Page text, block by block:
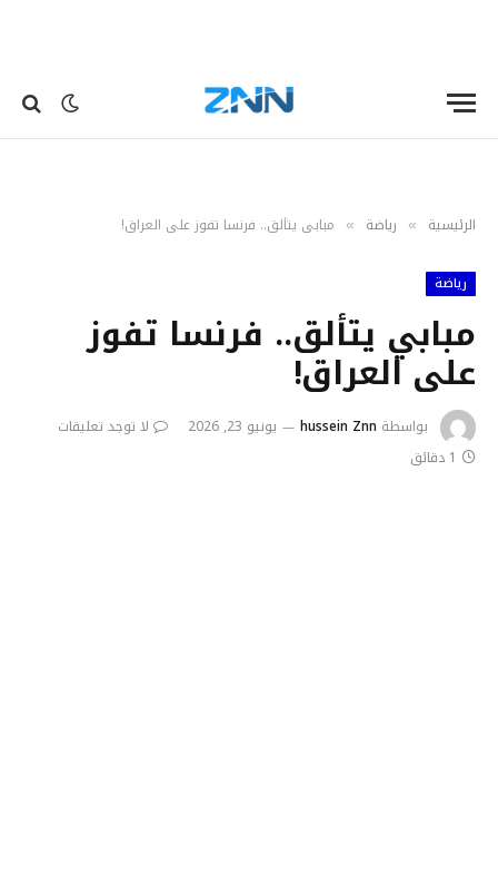
الرئيسية » رياضة » مبابي يتألق.. فرنسا تفوز على العراق!
رياضة
مبابي يتألق.. فرنسا تفوز
على العراق!
بواسطة hussein Znn يونيو 23, 2026
لا توجد تعليقات
1 دقائق